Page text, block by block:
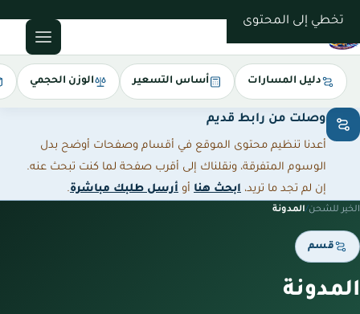
تخطي إلى المحتوى
دليل المسارات أساس التسعير الوزن الحجمي
وصلت من رابط قديم
أعدنا تنظيم محتوى الموقع في أقسام وصفحات أوضح بدل
الوسوم المتفرقة، ونقلناك إلى أقرب صفحة لما كنت تبحث عنه.
إن لم تجد ما تريد، ابحث هنا أو أرسل طلبك مباشرة.
الخير للشحن/المدونة
قسم
المدونة